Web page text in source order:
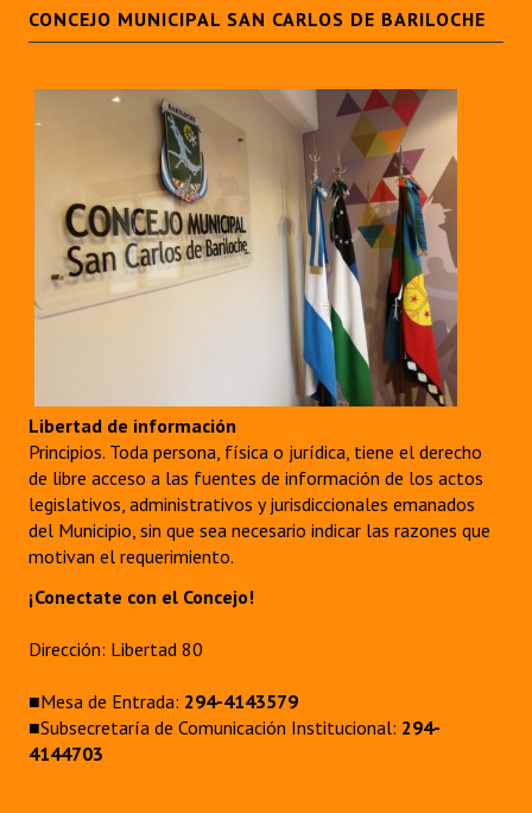
NORMATIVA
Comunicaciones
Resoluciones
Resoluciones de Presidencia
INSTITUCIONAL
Registros y Distinciones
Datos Históricos
Premio al Mérito - Registro
Audiencias Públicas - Registro
Mujeres que Dejaron Huellas - Registro
Periodistas Decanos - Registro
Ciudadano Ilustre - Registro
CONCEJO MUNICIPAL SAN CARLOS DE BARILOCHE
Libertad de información
Principios. Toda persona, física o jurídica, tiene el derecho
de libre acceso a las fuentes de información de los actos
legislativos, administrativos y jurisdiccionales emanados
del Municipio, sin que sea necesario indicar las razones que
motivan el requerimiento.
¡Conectate con el Concejo!
Dirección: Libertad 80
■Mesa de Entrada: 294-4143579
■Subsecretaría de Comunicación Institucional: 294-
4144703